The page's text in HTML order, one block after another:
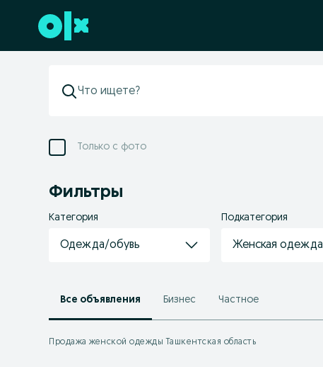
Перейти к нижнему колонтитулу
Только с фото
Фильтры
Категория
Одежда/обувь
Подкатегория
Женская одежда
Все объявления Бизнес Частное
Продажа женской одежды Ташкентская область